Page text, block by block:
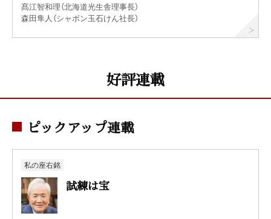
髙江智和理（北海道光生舎理事長）
森田隼人（シャボン玉石けん社長）
好評連載
ピックアップ連載
私の座右銘
試練は宝